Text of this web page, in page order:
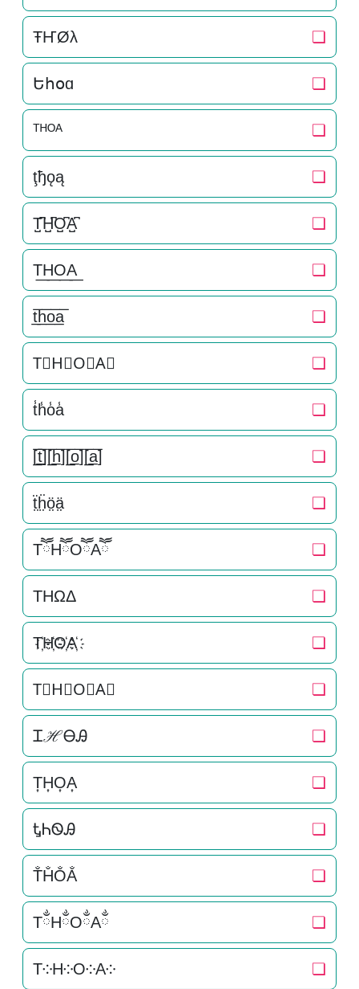
ŦҤØλ ❏
Եհօɑ ❏
ᵀᴴᴼᴬ ❏
ţђǫą ❏
T̺͆H̺͆O̺͆A̺͆ ❏
T͟H͟O͟A͟ ❏
t̲̅h̲̅o̲̅a̲̅ ❏
T⃣H⃣O⃣A⃣ ❏
t̾h̾o̾a̾ ❏
[̲̅t̲̅][̲̅h̲̅][̲̅o̲̅][̲̅a̲̅] ❏
ẗ̤ḧ̤ö̤ä̤ ❏
TཽHཽOཽAཽ ❏
THΩΔ ❏
T҉H҉O҉A҉ ❏
T⃜H⃜O⃜A⃜ ❏
ᏆℋᎾᎯ ❏
T͎H͎O͎A͎ ❏
ᎿᏂᏫᎯ ❏
T̐H̐O̐A̐ ❏
TྂHྂOྂAྂ ❏
T༶H༶O༶A༶ ❏